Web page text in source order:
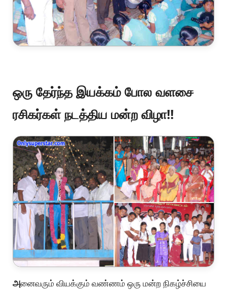
ஒரு தேர்ந்த இயக்கம் போல வளசை
ரசிகர்கள் நடத்திய மன்ற விழா!!
அனைவரும் வியக்கும் வண்ணம் ஒரு மன்ற நிகழ்ச்சியை